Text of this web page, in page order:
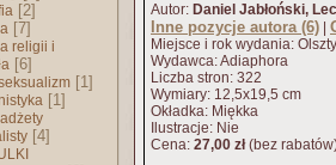
[2]
[7]
religii i
[6]
[1]
[1]
[4]
Autor: Daniel Jabłoński,
Inne pozycje autora (6)
Miejsce i rok wydania:
Wydawca: Adiaphora
Liczba stron: 322
Wymiary: 12,5x19,5 cm
Okładka: Miękka
Ilustracje: Nie
Cena: 27,00 zł(bez